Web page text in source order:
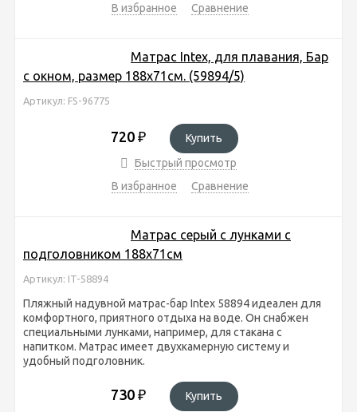
В избранное
Сравнение
Матрас Intex, для плавания, Бар
с окном, размер 188х71см. (59894/5)
Артикул: FS-96775
720 ₽
Купить
Быстрый просмотр
В избранное
Сравнение
Матрас серый с лунками с
подголовником 188х71см
Артикул: IT-58894
Пляжный надувной матрас-бар Intex 58894 идеален для
комфортного, приятного отдыха на воде. Он снабжен
специальными лунками, например, для стакана с
напитком. Матрас имеет двухкамерную систему и
удобный подголовник.
730 ₽ Купить